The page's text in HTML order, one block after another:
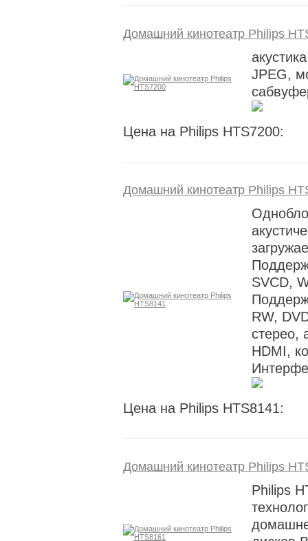
Домашний кинотеатр Philips
JPEG,
Цена на Philips HTS7200:
Домашний кинотеатр Philips
SVCD,
RW,
стерео,
HDMI,
Цена на Philips HTS8141:
Домашний кинотеатр Philips
Philips